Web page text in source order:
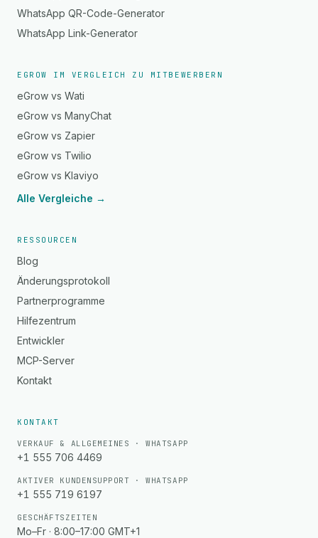
WhatsApp QR-Code-Generator
WhatsApp Link-Generator
EGROW IM VERGLEICH ZU MITBEWERBERN
eGrow vs Wati
eGrow vs ManyChat
eGrow vs Zapier
eGrow vs Twilio
eGrow vs Klaviyo
Alle Vergleiche →
RESSOURCEN
Blog
Änderungsprotokoll
Partnerprogramme
Hilfezentrum
Entwickler
MCP-Server
Kontakt
KONTAKT
VERKAUF & ALLGEMEINES · WHATSAPP
+1 555 706 4469
AKTIVER KUNDENSUPPORT · WHATSAPP
+1 555 719 6197
GESCHÄFTSZEITEN
Mo–Fr · 8:00–17:00 GMT+1